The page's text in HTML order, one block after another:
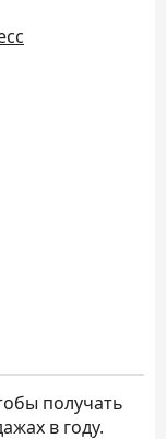
получать
в году.